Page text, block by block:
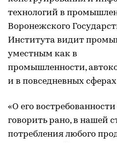
технологий в
Воронежского
Института видит
уместным как в
промышленности,
и в повседневных
«О его
говорить рано, в нашей
потребления любого